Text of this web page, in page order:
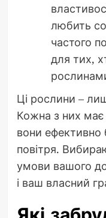
любить
частого
для тих,
Ці рослини –
Кожна з них має
вони ефективно
повітря.
умови вашого
і ваш власний